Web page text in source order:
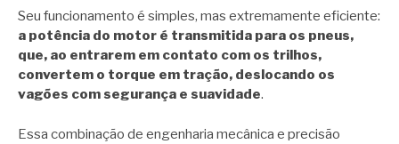
Seu funcionamento é simples, mas extremamente eficiente:
a potência do motor é transmitida para os pneus,
que, ao entrarem em contato com os trilhos,
convertem o torque em tração, deslocando os
vagões com segurança e suavidade.
Essa combinação de engenharia mecânica e precisão